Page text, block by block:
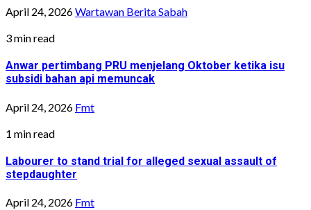
April 24, 2026Wartawan Berita Sabah
3 min read
Anwar pertimbang PRU menjelang Oktober ketika isu
subsidi bahan api memuncak
April 24, 2026 Fmt
1 min read
Labourer to stand trial for alleged sexual assault of
stepdaughter
April 24, 2026 Fmt